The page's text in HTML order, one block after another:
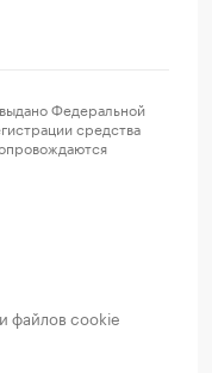
Федеральной
средства
файлов cookie